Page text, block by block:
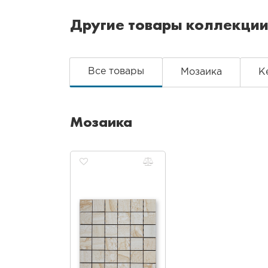
Другие товары коллекции
Все товары Мозаика
Мозаика